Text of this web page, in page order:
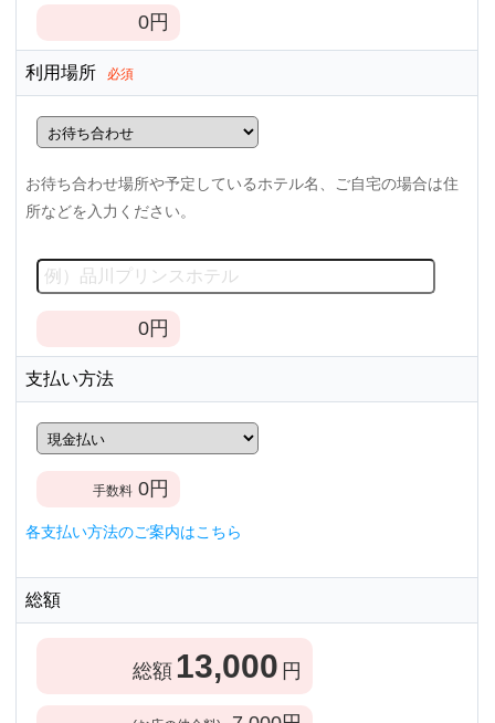
0円
利用場所 必須
お待ち合わせ場所や予定しているホテル名、ご自宅の場合は住
所などを入力ください。
0円
支払い方法
手数料 0円
各支払い方法のご案内はこちら
総額
総額 13,000 円